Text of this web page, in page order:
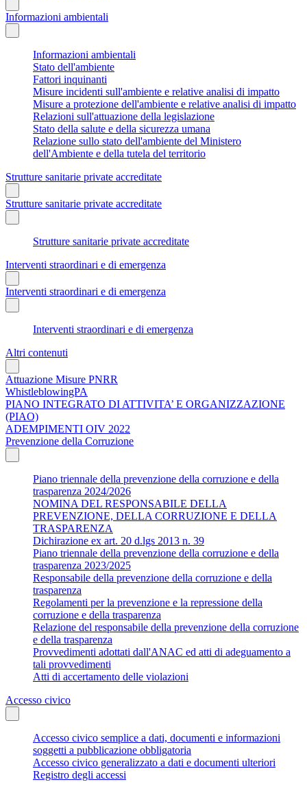
Informazioni ambientali
Informazioni ambientali
Stato dell'ambiente
Fattori inquinanti
Misure incidenti sull'ambiente e relative analisi di impatto
Misure a protezione dell'ambiente e relative analisi di impatto
Relazioni sull'attuazione della legislazione
Stato della salute e della sicurezza umana
Relazione sullo stato dell'ambiente del Ministero
dell'Ambiente e della tutela del territorio
Strutture sanitarie private accreditate
Strutture sanitarie private accreditate
Strutture sanitarie private accreditate
Interventi straordinari e di emergenza
Interventi straordinari e di emergenza
Interventi straordinari e di emergenza
Altri contenuti
Attuazione Misure PNRR
WhistleblowingPA
PIANO INTEGRATO DI ATTIVITA’ E ORGANIZZAZIONE
(PIAO)
ADEMPIMENTI OIV 2022
Prevenzione della Corruzione
Piano triennale della prevenzione della corruzione e della
trasparenza 2024/2026
NOMINA DEL RESPONSABILE DELLA
PREVENZIONE, DELLA CORRUZIONE E DELLA
TRASPARENZA
Dichirazione ex art. 20 d.lgs 2013 n. 39
Piano triennale della prevenzione della corruzione e della
trasparenza 2023/2025
Responsabile della prevenzione della corruzione e della
trasparenza
Regolamenti per la prevenzione e la repressione della
corruzione e della trasparenza
Relazione del responsabile della prevenzione della corruzione
e della trasparenza
Provvedimenti adottati dall'ANAC ed atti di adeguamento a
tali provvedimenti
Atti di accertamento delle violazioni
Accesso civico
Accesso civico semplice a dati, documenti e informazioni
soggetti a pubblicazione obbligatoria
Accesso civico generalizzato a dati e documenti ulteriori
Registro degli accessi